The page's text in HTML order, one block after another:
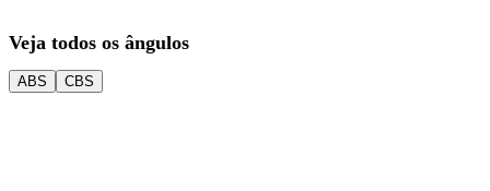
Veja todos os ângulos
ABS CBS